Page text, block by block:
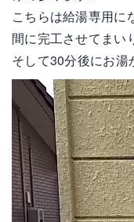
こちらは給湯専用に
間に完工させてまい
そして30分後にお